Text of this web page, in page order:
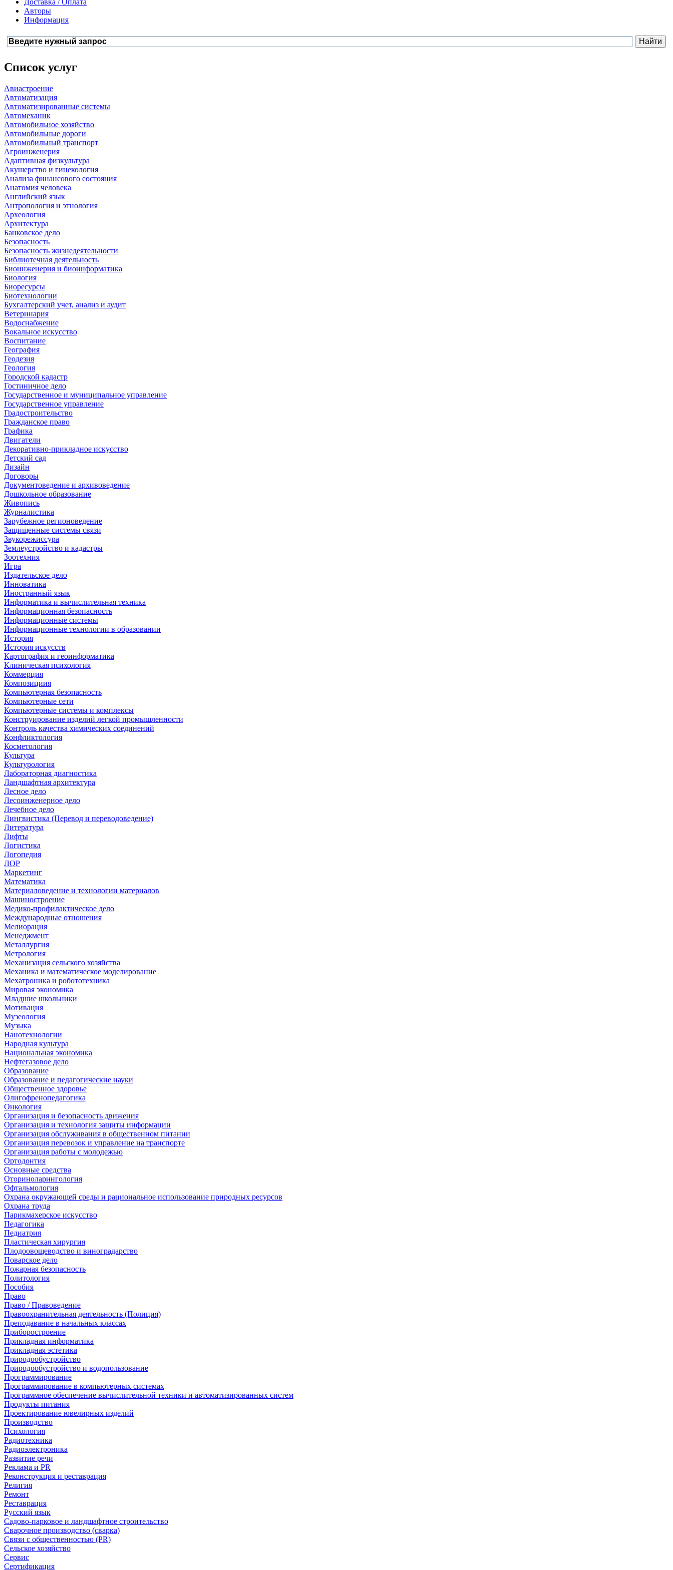
Доставка / Оплата
Авторы
Информация
Список услуг
Авиастроение
Автоматизация
Автоматизированные системы
Автомеханик
Автомобильное хозяйство
Автомобильные дороги
Автомобильный транспорт
Агроинженерия
Адаптивная физкультура
Акушерство и гинекология
Анализа финансового состояния
Анатомия человека
Английский язык
Антропология и этнология
Археология
Архитектура
Банковское дело
Безопасность
Безопасность жизнедеятельности
Библиотечная деятельность
Биоинженерия и биоинформатика
Биология
Биоресурсы
Биотехнологии
Бухгалтерский учет, анализ и аудит
Ветеринария
Водоснабжение
Вокальное искусство
Воспитание
География
Геодезия
Геология
Городской кадастр
Гостиничное дело
Государственное и муниципальное управление
Государственное управление
Градостроительство
Гражданское право
Графика
Двигатели
Декоративно-прикладное искусство
Детский сад
Дизайн
Договоры
Документоведение и архивоведение
Дошкольное образование
Живопись
Журналистика
Зарубежное регионоведение
Защищенные системы связи
Звукорежиссура
Землеустройство и кадастры
Зоотехния
Игра
Издательское дело
Инноватика
Иностранный язык
Информатика и вычислительная техника
Информационная безопасность
Информационные системы
Информационные технологии в образовании
История
История искусств
Картография и геоинформатика
Клиническая психология
Коммерция
Композициия
Компьютерная безопасность
Компьютерные сети
Компьютерные системы и комплексы
Конструирование изделий легкой промышленности
Контроль качества химических соединений
Конфликтология
Косметология
Культура
Культурология
Лабораторная диагностика
Ландшафтная архитектура
Лесное дело
Лесоинженерное дело
Лечебное дело
Лингвистика (Перевод и переводоведение)
Литература
Лифты
Логистика
Логопедия
ЛОР
Маркетинг
Математика
Материаловедение и технологии материалов
Машиностроение
Медико-профилактическое дело
Международные отношения
Мелиорация
Менеджмент
Металлургия
Метрология
Механизация сельского хозяйства
Механика и математическое моделирование
Мехатроника и робототехника
Мировая экономика
Младшие школьники
Мотивация
Музеология
Музыка
Нанотехнологии
Народная культура
Национальная экономика
Нефтегазовое дело
Образование
Образование и педагогические науки
Общественное здоровье
Олигофренопедагогика
Онкология
Организация и безопасность движения
Организация и технология защиты информации
Организация обслуживания в общественном питании
Организация перевозок и управление на транспорте
Организация работы с молодежью
Ортодонтия
Основные средства
Оториноларингология
Офтальмология
Охрана окружающей среды и рациональное использование природных ресурсов
Охрана труда
Парикмахерское искусство
Педагогика
Педиатрия
Пластическая хирургия
Плодоовощеводство и виноградарство
Поварское дело
Пожарная безопасность
Политология
Пособия
Право
Право / Правоведение
Правоохранительная деятельность (Полиция)
Преподавание в начальных классах
Приборостроение
Прикладная информатика
Прикладная эстетика
Природообустройство
Природообустройство и водопользование
Программирование
Программирование в компьютерных системах
Программное обеспечение вычислительной техники и автоматизированных систем
Продукты питания
Проектирование ювелирных изделий
Производство
Психология
Радиотехника
Радиоэлектроника
Развитие речи
Реклама и PR
Реконструкция и реставрация
Религия
Ремонт
Реставрация
Русский язык
Садово-парковое и ландшафтное строительство
Сварочное производство (сварка)
Связи с общественностью (PR)
Сельское хозяйство
Сервис
Сертификация